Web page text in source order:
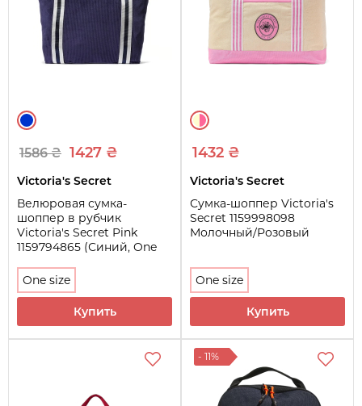
1586 ₴ 1427 ₴
Victoria's Secret
Велюровая сумка-
шоппер в рубчик
Victoria's Secret Pink
1159794865 (Синий, One
One size
Купить
1432 ₴
Victoria's Secret
Сумка-шоппер Victoria's
Secret 1159998098
Молочный/Розовый
One size
Купить
- 11%